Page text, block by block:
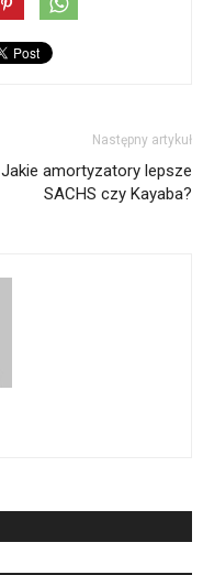
Następny artykuł
Jakie amortyzatory lepsze
SACHS czy Kayaba?